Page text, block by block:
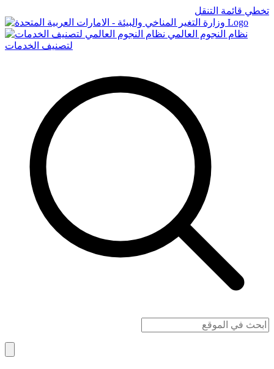
تخطي قائمة التنقل
Logo
نظام النجوم العالمي
لتصنيف الخدمات